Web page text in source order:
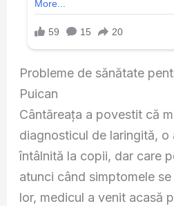
Probleme de sănătate
Puican
Cântăreața a povestit că
diagnosticul de laringită, o
întâlnită la copii, dar care
atunci când simptomele
lor, medicul a venit acasă